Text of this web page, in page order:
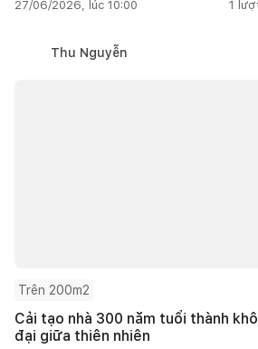
27/06/2026, lúc 10:00 1
Thu Nguyễn
Trên 200m2
Cải tạo nhà 300 năm tuổi thành
đại giữa thiên nhiên